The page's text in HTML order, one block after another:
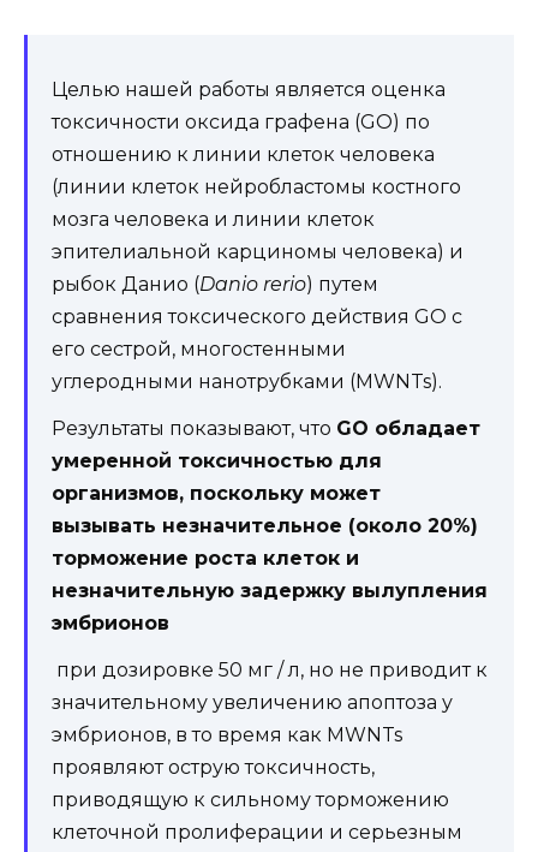
Целью нашей работы является оценка
токсичности оксида графена (GO) по
отношению к линии клеток человека
(линии клеток нейробластомы костного
мозга человека и линии клеток
эпителиальной карциномы человека) и
рыбок Данио (Danio rerio) путем
сравнения токсического действия GO с
его сестрой, многостенными
углеродными нанотрубками (MWNTs).
Результаты показывают, что GO обладает
умеренной токсичностью для
организмов, поскольку может
вызывать незначительное (около 20%)
торможение роста клеток и
незначительную задержку вылупления
эмбрионов
при дозировке 50 мг / л, но не приводит к
значительному увеличению апоптоза у
эмбрионов, в то время как MWNTs
проявляют острую токсичность,
приводящую к сильному торможению
клеточной пролиферации и серьезным